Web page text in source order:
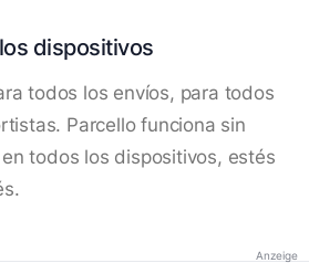
dispositivos
todos los envíos, para todos
Parcello funciona sin
todos los dispositivos, estés
Anzeige